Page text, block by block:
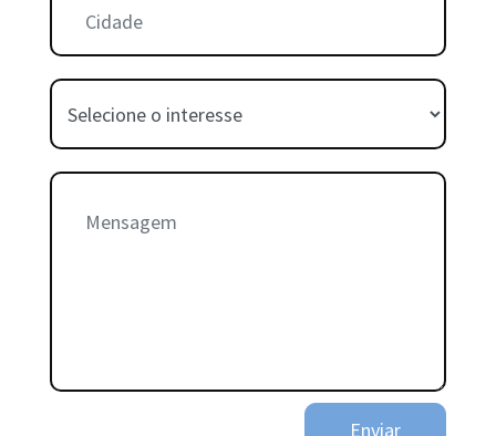
Interesse:
Mensagem:
Enviar